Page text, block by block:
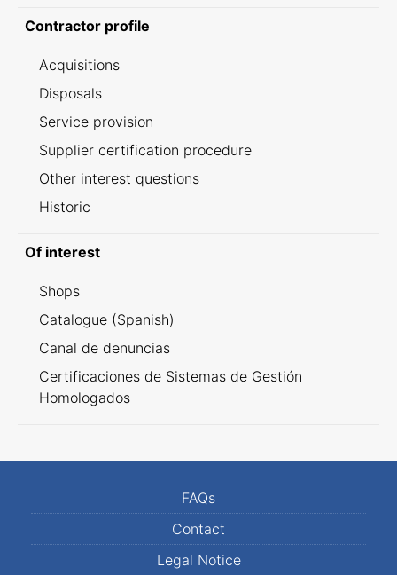
Contractor profile
Acquisitions
Disposals
Service provision
Supplier certification procedure
Other interest questions
Historic
Of interest
Shops
Catalogue (Spanish)
Canal de denuncias
Certificaciones de Sistemas de Gestión
Homologados
FAQs
Contact
Legal Notice